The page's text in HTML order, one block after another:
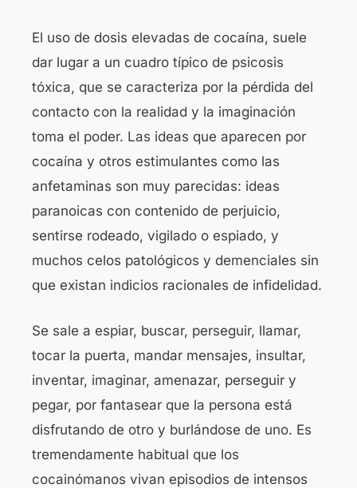
El uso de dosis elevadas de cocaína, suele
dar lugar a un cuadro típico de psicosis
tóxica, que se caracteriza por la pérdida del
contacto con la realidad y la imaginación
toma el poder. Las ideas que aparecen por
cocaína y otros estimulantes como las
anfetaminas son muy parecidas: ideas
paranoicas con contenido de perjuicio,
sentirse rodeado, vigilado o espiado, y
muchos celos patológicos y demenciales sin
que existan indicios racionales de infidelidad.
Se sale a espiar, buscar, perseguir, llamar,
tocar la puerta, mandar mensajes, insultar,
inventar, imaginar, amenazar, perseguir y
pegar, por fantasear que la persona está
disfrutando de otro y burlándose de uno. Es
tremendamente habitual que los
cocainómanos vivan episodios de intensos